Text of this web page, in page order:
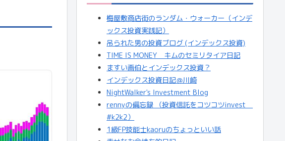
梅屋敷商店街のランダム・ウォーカー（インデ
ックス投資実践記）
吊られた男の投資ブログ (インデックス投資)
TIME IS MONEY キムのセミリタイア日記
ますい画伯とインデックス投資？
インデックス投資日記＠川崎
NightWalker's Investment Blog
rennyの備忘録 （投資信託をコツコツinvest
#k2k2）
1級FP技能士kaoruのちょっといい話